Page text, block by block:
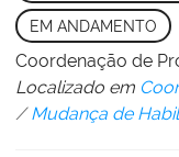
EM ANDAMENTO
Coordenação de
Localizado em
/Mudança de